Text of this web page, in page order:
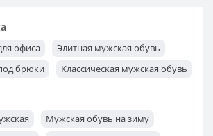
офиса
Элитная мужская обувь
брюки
Классическая мужская обувь
Мужская обувь на зиму